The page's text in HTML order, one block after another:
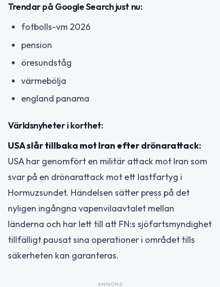
Trendar på Google Search just nu:
fotbolls-vm 2026
pension
öresundståg
värmebölja
england panama
Världsnyheter i korthet:
USA slår tillbaka mot Iran efter drönarattack:
USA har genomfört en militär attack mot Iran som
svar på en drönarattack mot ett lastfartyg i
Hormuzsundet. Händelsen sätter press på det
nyligen ingångna vapenvilaavtalet mellan
länderna och har lett till att FN:s sjöfartsmyndighet
tillfälligt pausat sina operationer i området tills
säkerheten kan garanteras.
ANNONS